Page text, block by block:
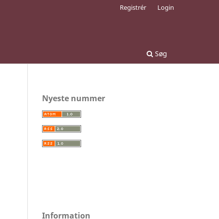
Søg
Registrér Login
Nyeste nummer
Information